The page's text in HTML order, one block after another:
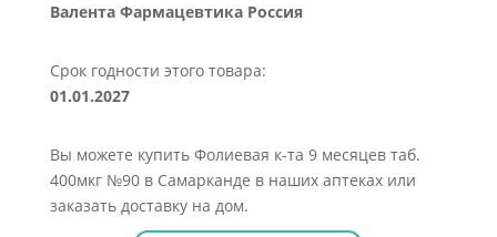
Валента Фармацевтика Россия
Срок годности этого товара:
01.01.2027
Вы можете купить Фолиевая к-та 9 месяцев таб.
400мкг №90 в Самарканде в наших аптеках или
заказать доставку на дом.